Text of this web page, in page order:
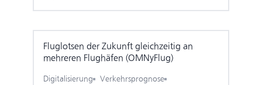
Fluglotsen der Zukunft gleichzeitig an
mehreren Flughäfen (OMNyFlug)
Digitalisierung
Verkehrsprognose